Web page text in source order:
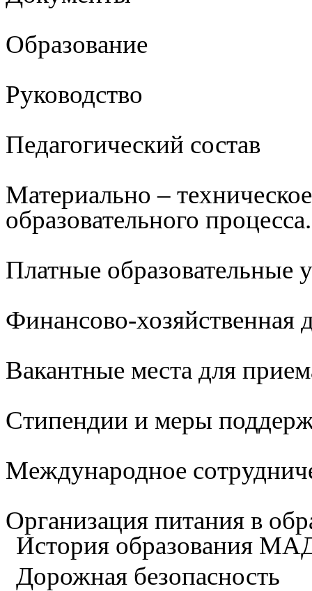
Образование
Руководство
Педагогический состав
Материально –
образовательного
Платные образовательные
Финансово-хозяйственная
Вакантные места для
Стипендии и меры
Международное
Организация питания в
История образования
Дорожная безопасность